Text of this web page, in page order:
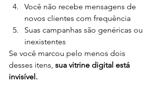
Você não recebe mensagens de
novos clientes com frequência
Suas campanhas são genéricas ou
inexistentes
Se você marcou pelo menos dois
desses itens, sua vitrine digital está
invisível.